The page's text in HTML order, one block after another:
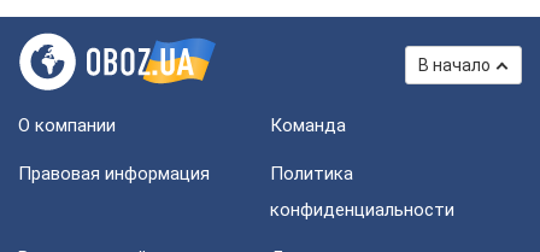
В начало
О компании Команда
Правовая информация
Политика
конфиденциальности